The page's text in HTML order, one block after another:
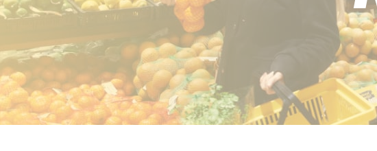
Werken bij Jumbo Huibers
Vacatures en Solliciteren
Werken en leren
Jumbo.com
BBQ gigant webshop